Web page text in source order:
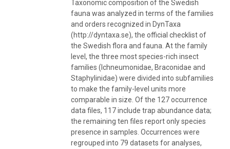
Taxonomic composition of the Swedish
fauna was analyzed in terms of the families
and orders recognized in DynTaxa
(http://dyntaxa.se), the official checklist of
the Swedish flora and fauna. At the family
level, the three most species-rich insect
families (Ichneumonidae, Braconidae and
Staphylinidae) were divided into subfamilies
to make the family-level units more
comparable in size. Of the 127 occurrence
data files, 117 include trap abundance data;
the remaining ten files report only species
presence in samples. Occurrences were
regrouped into 79 datasets for analyses,